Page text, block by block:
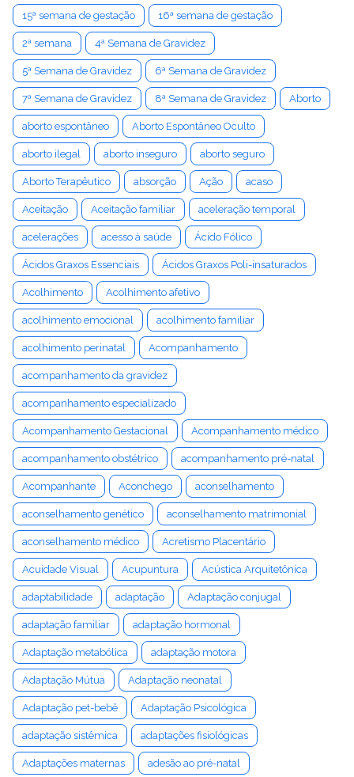
15ª semana de gestação 16ª semana de gestação
2ª semana 4ª Semana de Gravidez
5ª Semana de Gravidez 6ª Semana de Gravidez
7ª Semana de Gravidez 8ª Semana de Gravidez Aborto
aborto espontâneo Aborto Espontâneo Oculto
aborto ilegal aborto inseguro aborto seguro
Aborto Terapêutico absorção Ação acaso
Aceitação Aceitação familiar aceleração temporal
acelerações acesso à saúde Ácido Fólico
Ácidos Graxos Essenciais Ácidos Graxos Poli-insaturados
Acolhimento Acolhimento afetivo
acolhimento emocional acolhimento familiar
acolhimento perinatal Acompanhamento
acompanhamento da gravidez
acompanhamento especializado
Acompanhamento Gestacional Acompanhamento médico
acompanhamento obstétrico acompanhamento pré-natal
Acompanhante Aconchego aconselhamento
aconselhamento genético aconselhamento matrimonial
aconselhamento médico Acretismo Placentário
Acuidade Visual Acupuntura Acústica Arquitetônica
adaptabilidade adaptação Adaptação conjugal
adaptação familiar adaptação hormonal
Adaptação metabólica adaptação motora
Adaptação Mútua Adaptação neonatal
Adaptação pet-bebê Adaptação Psicológica
adaptação sistêmica adaptações fisiológicas
Adaptações maternas adesão ao pré-natal